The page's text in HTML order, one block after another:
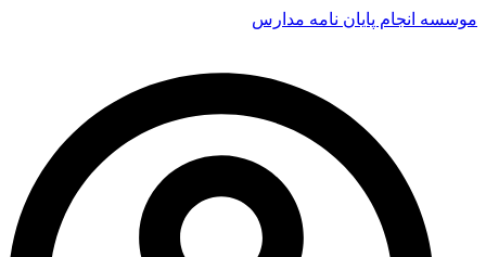
موسسه انجام پایان نامه مدارس